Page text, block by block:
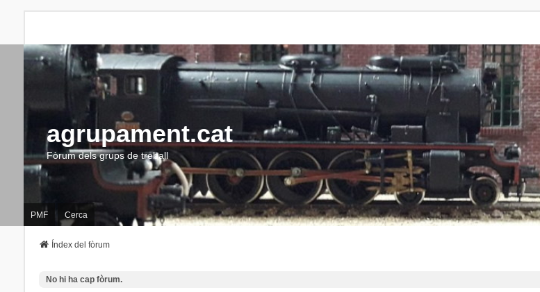
agrupament.cat
Fòrum dels grups de treball
PMF Cerca
Índex del fòrum
No hi ha cap fòrum.